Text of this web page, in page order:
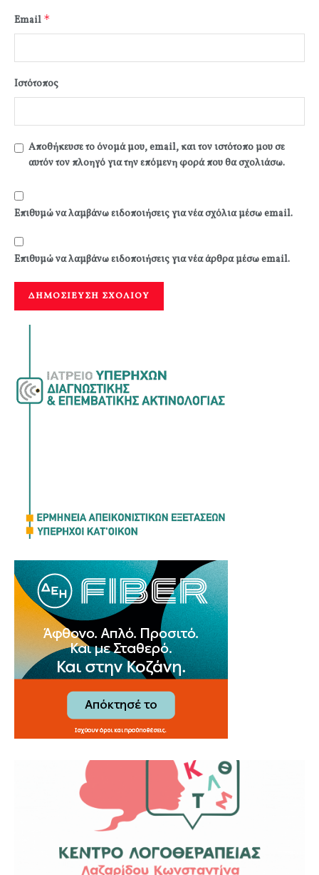
Email *
Ιστότοπος
Αποθήκευσε το όνομά μου, email, και τον ιστότοπο μου σε
αυτόν τον πλοηγό για την επόμενη φορά που θα σχολιάσω.
Επιθυμώ να λαμβάνω ειδοποιήσεις για νέα σχόλια μέσω email.
Επιθυμώ να λαμβάνω ειδοποιήσεις για νέα άρθρα μέσω email.